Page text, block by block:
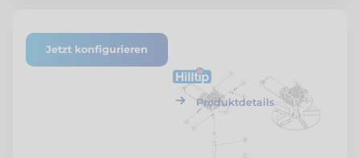
ETF-SZSTR-SCHT-03
HilltipSchachtbaugruppe
Produktdetails
Jetzt konfigurieren